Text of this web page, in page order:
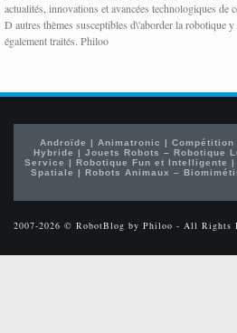
actualités, innovations et avancées technologiques de
D autres thèmes susceptibles d\'aborder la robotique y
également traités. Philoo
Androïde | Animatronic | Compétition
Hybride |Jouets Robots – Robotique
Service | Robotique Fun et Intelligente |
Spatiale | Robots Animaux –
2007-2026 © RobotBlog by Philoo - All Rights